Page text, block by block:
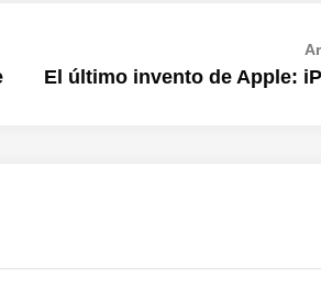
El último invento de Apple: